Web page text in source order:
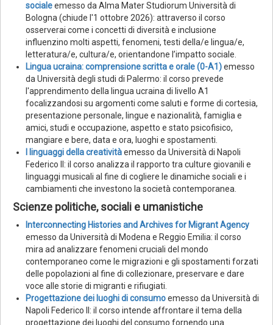
socialeemesso da Alma Mater Studiorum Università di
Bologna (chiude l'1 ottobre 2026): attraverso il corso
osserverai come i concetti di diversità e inclusione
influenzino molti aspetti, fenomeni, testi della/e lingua/e,
letteratura/e, cultura/e, orientandone l’impatto sociale.
Lingua ucraina: comprensione scritta e orale (0-A1)emesso
da Università degli studi di Palermo: il corso prevede
l'apprendimento della lingua ucraina di livello A1
focalizzandosi su argomenti come saluti e forme di cortesia,
presentazione personale, lingue e nazionalità, famiglia e
amici, studi e occupazione, aspetto e stato psicofisico,
mangiare e bere, data e ora, luoghi e spostamenti.
I linguaggi della creativitàemesso da Università di Napoli
Federico II: il corso analizza il rapporto tra culture giovanili e
linguaggi musicali al fine di cogliere le dinamiche sociali e i
cambiamenti che investono la società contemporanea.
Scienze politiche, sociali e umanistiche
Interconnecting Histories and Archives for Migrant Agency
emesso da Università di Modena e Reggio Emilia: il corso
mira ad analizzare fenomeni cruciali del mondo
contemporaneo come le migrazioni e gli spostamenti forzati
delle popolazioni al fine di collezionare, preservare e dare
voce alle storie di migranti e rifiugiati.
Progettazione dei luoghi di consumoemesso da Università di
Napoli Federico II: il corso intende affrontare il tema della
progettazione dei luoghi del consumo fornendo una